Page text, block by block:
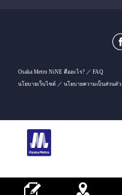
Osaka Metro NiNE คืออะไร?
FAQ
นโยบายเว็บไซต์
นโยบายความเป็นส่วนตัว